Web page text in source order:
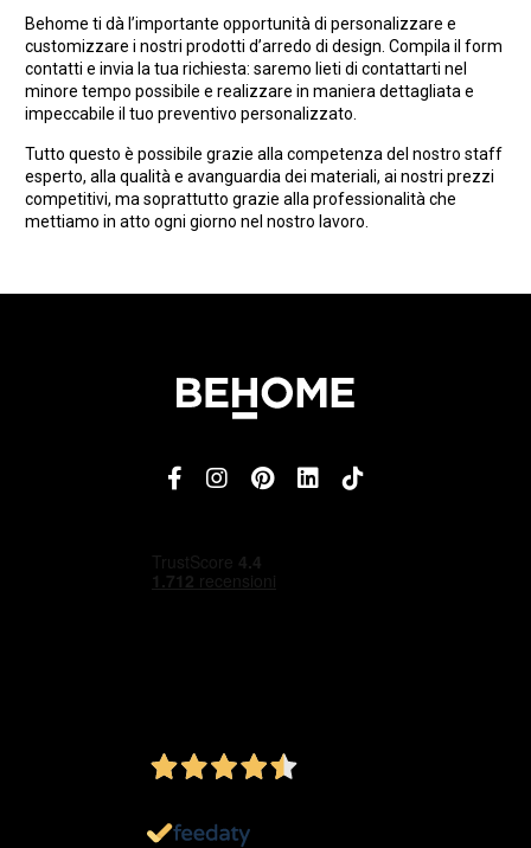
Behome ti dà l’importante opportunità di personalizzare e
customizzare i nostri prodotti d’arredo di design. Compila il form
contatti e invia la tua richiesta: saremo lieti di contattarti nel
minore tempo possibile e realizzare in maniera dettagliata e
impeccabile il tuo preventivo personalizzato.
Tutto questo è possibile grazie alla competenza del nostro staff
esperto, alla qualità e avanguardia dei materiali, ai nostri prezzi
competitivi, ma soprattutto grazie alla professionalità che
mettiamo in atto ogni giorno nel nostro lavoro.